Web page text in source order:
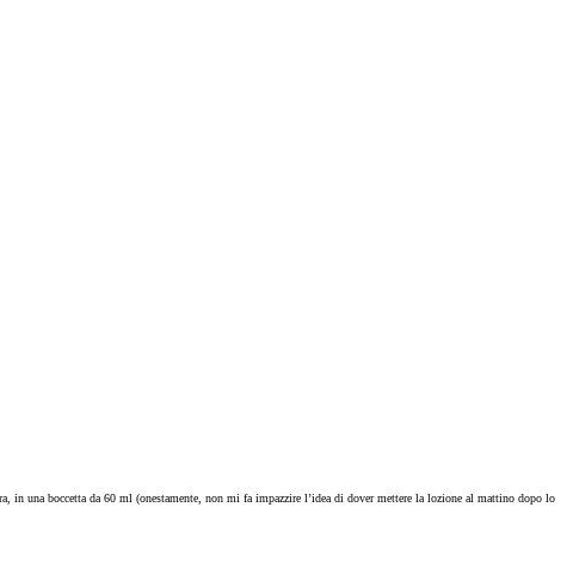
una boccetta da 60 ml (onestamente, non mi fa impazzire l’idea di dover mettere la lozione al mattino dopo lo